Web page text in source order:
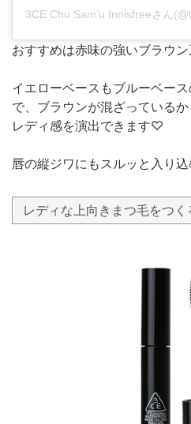
おすすめは赤味の強いブラウン
イエローベースもブルーベー
で、ブラウンが混ざっている
レディ感を演出できます♡
唇の縦ジワにもスルッと入り
レディな上向きまつ毛をつく